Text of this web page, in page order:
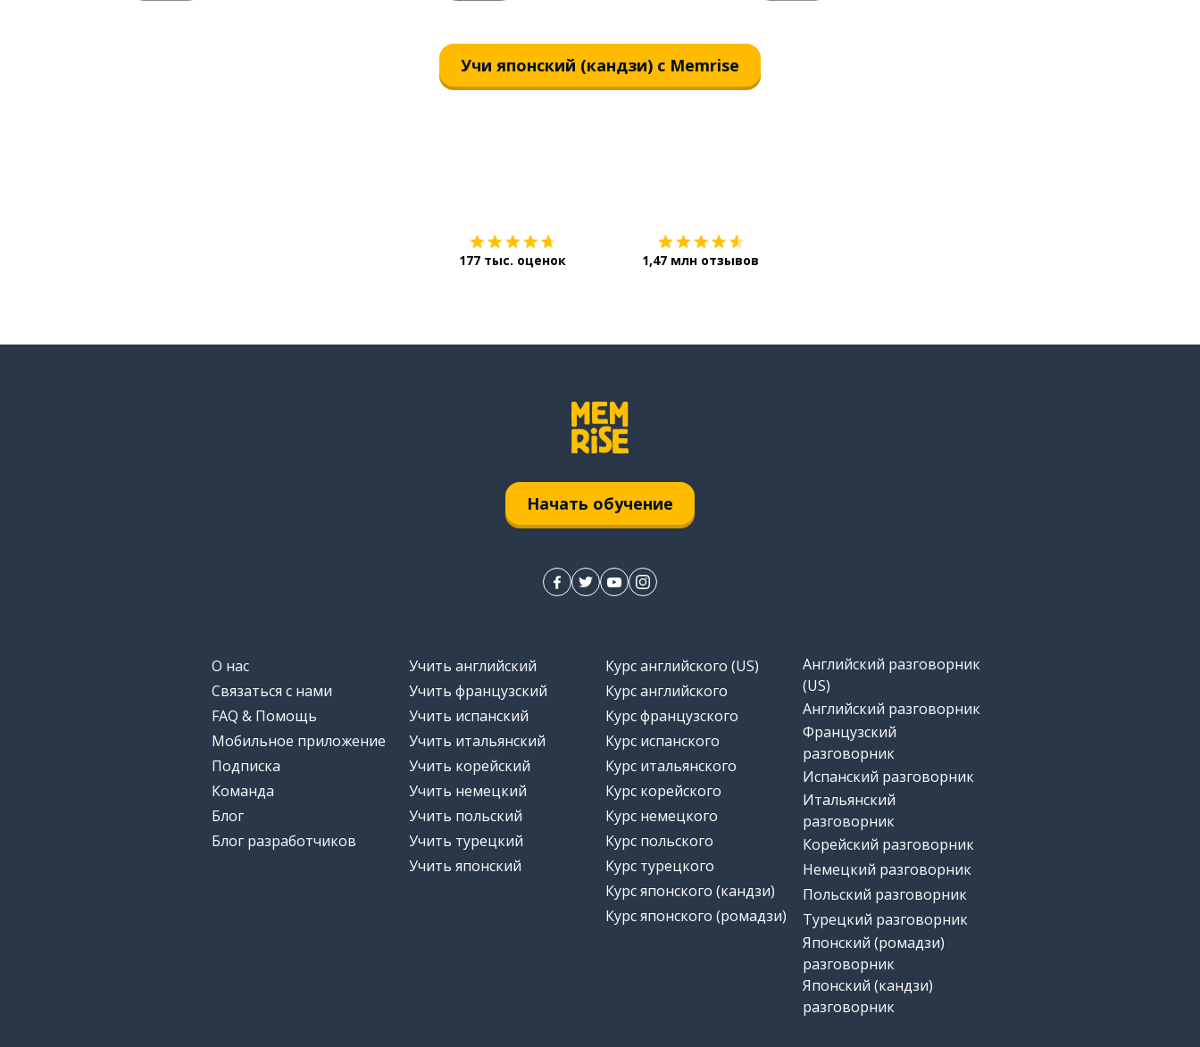
Учи японский (кандзи) с Memrise
177 тыс. оценок 1,47 млн отзывов
Начать обучение
О нас
Связаться с нами
FAQ & Помощь
Мобильное приложение
Подписка
Команда
Блог
Блог разработчиков
Учить английский
Учить французский
Учить испанский
Учить итальянский
Учить корейский
Учить немецкий
Учить польский
Учить турецкий
Учить японский
Курс английского (US)
Курс английского
Курс французского
Курс испанского
Курс итальянского
Курс корейского
Курс немецкого
Курс польского
Курс турецкого
Курс японского (кандзи)
Курс японского (ромадзи)
Английский разговорник
(US)
Английский разговорник
Французский
разговорник
Испанский разговорник
Итальянский
разговорник
Корейский разговорник
Немецкий разговорник
Польский разговорник
Турецкий разговорник
Японский (ромадзи)
разговорник
Японский (кандзи)
разговорник